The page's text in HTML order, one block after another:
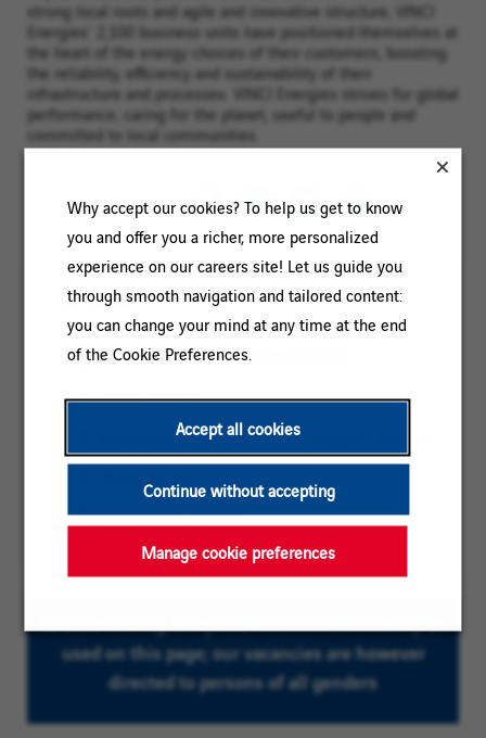
Why accept our cookies? To help us get to know
you and offer you a richer, more personalized
experience on our careers site! Let us guide you
through smooth navigation and tailored content:
you can change your mind at any time at the end
of the Cookie Preferences.
Accept all cookies
Continue without accepting
Manage cookie preferences
IN BRIEF
Category:
OPERATIONS / MAINTENANCE
Reference:
2026-128249
code:
Courbevoie, Île-de-France Region, France
Permanent
Experience
More than 3 years
used on this page; our vacancies are however
directed to persons of all genders
strong local roots and agile and innovative structure, VINCI
Energies' 2,100 business units have positioned themselves at
the heart of the energy choices of their customers, boosting
the reliability, efficiency and sustainability of their
infrastructure and processes. VINCI Energies strives for global
performance, caring for the planet, useful to people and
committed to local communities.
SHARE